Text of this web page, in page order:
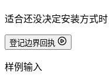
适合还没决定安装方式时
登记边界回执
样例输入